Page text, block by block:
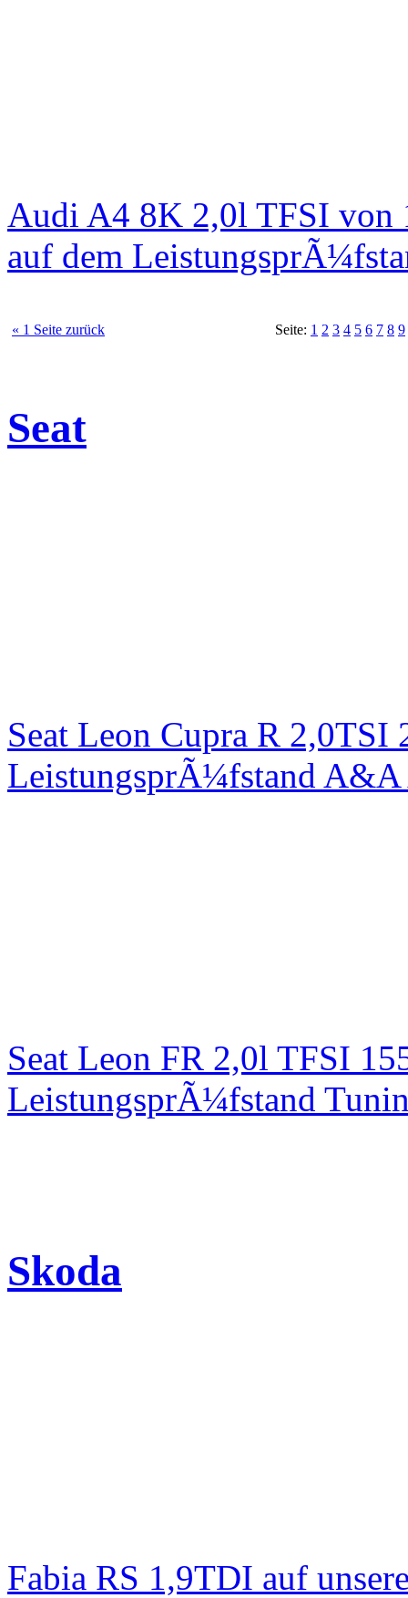
Audi A4 8K 2,0l TFSI von
auf dem
« 1 Seite zurück Seite: 1 2 3 4 5 6 7 8 9
Seat
Seat Leon Cupra R
LeistungsprÃ¼fstand
Seat Leon FR 2,0l TFSI
LeistungsprÃ¼fstand
Skoda
Fabia RS 1,9TDI auf